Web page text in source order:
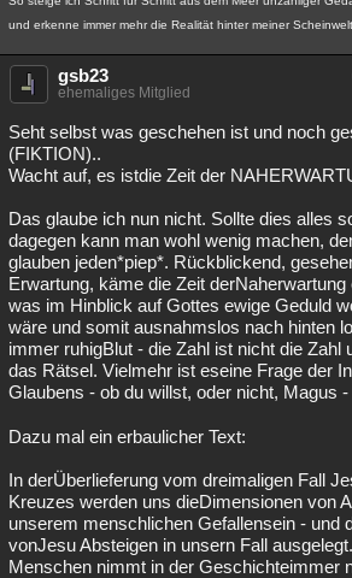
und erkenne immer mehr die Realität hinter meiner
gsb23
ehemaliges Mitglied
Seht selbst was geschehen ist und noch
(FIKTION)..
Wacht auf, es istdie Zeit der
Das glaube ich nun nicht. Sollte dies alles
dagegen kann man wohl wenig machen,
glauben jeden*piep*. Rückblickend,
Erwartung, käme die Zeit
was im Hinblick auf Gottes ewige Geduld
wäre und somit ausnahmslos nach hinten
immer ruhigBlut - die Zahl ist nicht die Zahl
das Rätsel. Vielmehr ist eseine Frage der
Glaubens - ob du willst, oder nicht, Magus
Dazu mal ein erbaulicher Text:
In derÜberlieferung vom dreimaligen Fall
Kreuzes werden uns dieDimensionen von
unserem menschlichen Gefallensein - und
vonJesu Absteigen in unsern Fall
Menschen nimmt in der Geschichteimmer